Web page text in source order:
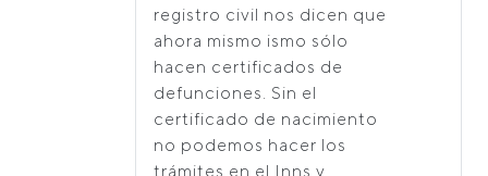
registro civil nos dicen que
ahora mismo ismo sólo
hacen certificados de
defunciones. Sin el
certificado de nacimiento
no podemos hacer los
trámites en el Inns y